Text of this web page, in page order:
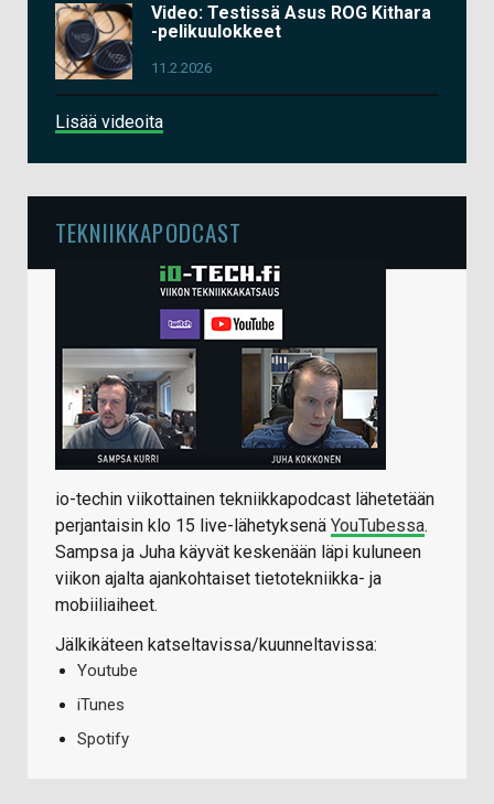
Video: Testissä Asus ROG Kithara
-pelikuulokkeet
11.2.2026
Lisää videoita
TEKNIIKKAPODCAST
io-techin viikottainen tekniikkapodcast lähetetään
perjantaisin klo 15 live-lähetyksenä YouTubessa.
Sampsa ja Juha käyvät keskenään läpi kuluneen
viikon ajalta ajankohtaiset tietotekniikka- ja
mobiiliaiheet.
Jälkikäteen katseltavissa/kuunneltavissa:
Youtube
iTunes
Spotify